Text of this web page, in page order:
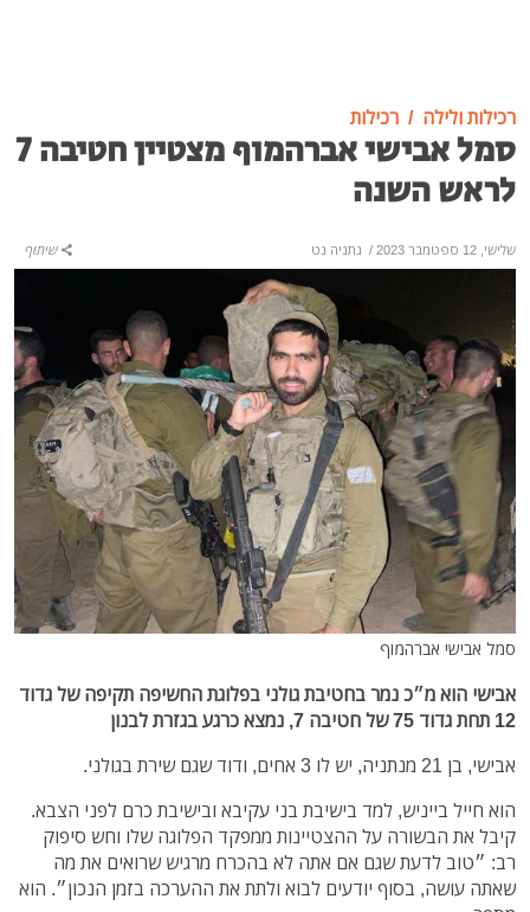
רכילות ולילה רכילות
סמל אבישי אברהמוף מצטיין חטיבה 7
לראש השנה
שלישי, 12 ספטמבר 2023 / נתניה נט שיתוף
סמל אבישי אברהמוף
אבישי הוא מ״כ נמר בחטיבת גולני בפלוגת החשיפה תקיפה של גדוד
12 תחת גדוד 75 של חטיבה 7, נמצא כרגע בגזרת לבנון
אבישי, בן 21 מנתניה, יש לו 3 אחים, ודוד שגם שירת בגולני.
הוא חייל בייניש, למד בישיבת בני עקיבא ובישיבת כרם לפני הצבא.
קיבל את הבשורה על ההצטיינות ממפקד הפלוגה שלו וחש סיפוק
רב: ״טוב לדעת שגם אם אתה לא בהכרח מרגיש שרואים את מה
שאתה עושה, בסוף יודעים לבוא ולתת את ההערכה בזמן הנכון״. הוא